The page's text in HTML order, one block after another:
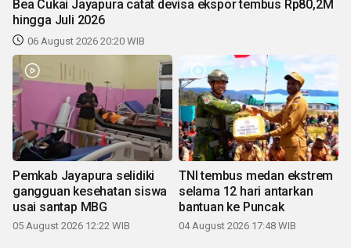
Bea Cukai Jayapura catat devisa ekspor tembus Rp80,2M
hingga Juli 2026
06 August 2026 20:20 WIB
Pemkab Jayapura selidiki
gangguan kesehatan siswa
usai santap MBG
05 August 2026 12:22 WIB
TNI tembus medan ekstrem
selama 12 hari antarkan
bantuan ke Puncak
04 August 2026 17:48 WIB